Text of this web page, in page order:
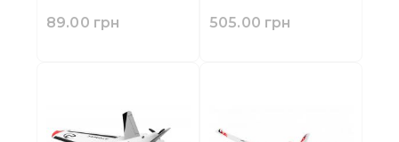
89.00 грн 505.00 грн